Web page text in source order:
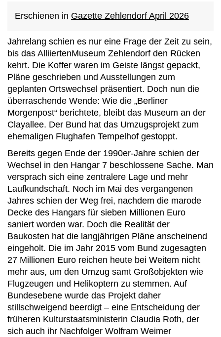
Erschienen in Gazette Zehlendorf April 2026
Jahrelang schien es nur eine Frage der Zeit zu sein,
bis das AlliiertenMuseum Zehlendorf den Rücken
kehrt. Die Koffer waren im Geiste längst gepackt,
Pläne geschrieben und Ausstellungen zum
geplanten Ortswechsel präsentiert. Doch nun die
überraschende Wende: Wie die „Berliner
Morgenpost“ berichtete, bleibt das Museum an der
Clayallee. Der Bund hat das Umzugsprojekt zum
ehemaligen Flughafen Tempelhof gestoppt.
Bereits gegen Ende der 1990er-Jahre schien der
Wechsel in den Hangar 7 beschlossene Sache. Man
versprach sich eine zentralere Lage und mehr
Laufkundschaft. Noch im Mai des vergangenen
Jahres schien der Weg frei, nachdem die marode
Decke des Hangars für sieben Millionen Euro
saniert worden war. Doch die Realität der
Baukosten hat die langjährigen Pläne anscheinend
eingeholt. Die im Jahr 2015 vom Bund zugesagten
27 Millionen Euro reichen heute bei Weitem nicht
mehr aus, um den Umzug samt Großobjekten wie
Flugzeugen und Helikoptern zu stemmen. Auf
Bundesebene wurde das Projekt daher
stillschweigend beerdigt – eine Entscheidung der
früheren Kulturstaatsministerin Claudia Roth, der
sich auch ihr Nachfolger Wolfram Weimer